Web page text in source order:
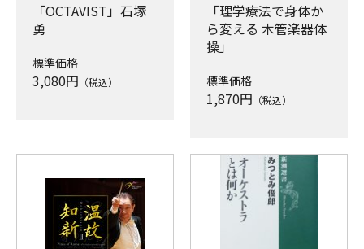
「OCTAVIST」石塚
勇
標準価格
3,080円 （税込）
「理学療法で身体か
ら変える 木管楽器体
操」
標準価格
1,870円 （税込）